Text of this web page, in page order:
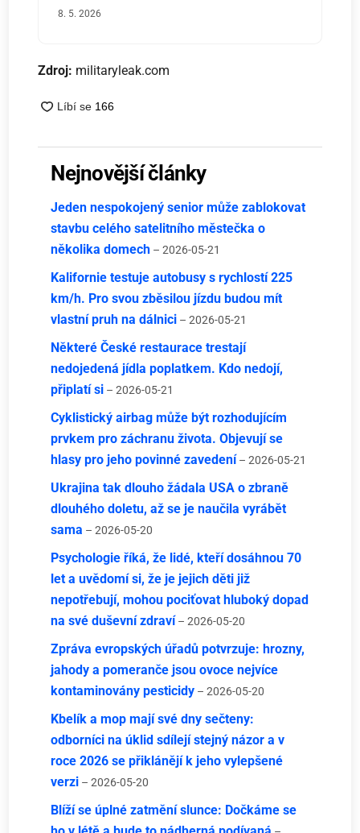
8. 5. 2026
Zdroj: militaryleak.com
Nejnovější články
Jeden nespokojený senior může zablokovat
stavbu celého satelitního městečka o
několika domech – 2026-05-21
Kalifornie testuje autobusy s rychlostí 225
km/h. Pro svou zběsilou jízdu budou mít
vlastní pruh na dálnici – 2026-05-21
Některé České restaurace trestají
nedojedená jídla poplatkem. Kdo nedojí,
připlatí si – 2026-05-21
Cyklistický airbag může být rozhodujícím
prvkem pro záchranu života. Objevují se
hlasy pro jeho povinné zavedení – 2026-05-21
Ukrajina tak dlouho žádala USA o zbraně
dlouhého doletu, až se je naučila vyrábět
sama – 2026-05-20
Psychologie říká, že lidé, kteří dosáhnou 70
let a uvědomí si, že je jejich děti již
nepotřebují, mohou pociťovat hluboký dopad
na své duševní zdraví – 2026-05-20
Zpráva evropských úřadů potvrzuje: hrozny,
jahody a pomeranče jsou ovoce nejvíce
kontaminovány pesticidy – 2026-05-20
Kbelík a mop mají své dny sečteny:
odborníci na úklid sdílejí stejný názor a v
roce 2026 se přiklánějí k jeho vylepšené
verzi – 2026-05-20
Blíží se úplné zatmění slunce: Dočkáme se